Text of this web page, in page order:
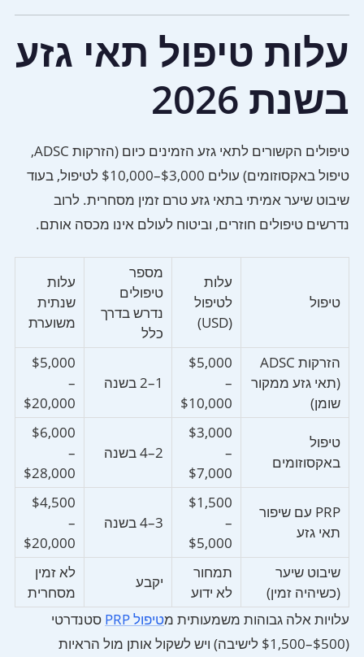
עלות טיפול תאי גזע
בשנת 2026
טיפולים הקשורים לתאי גזע הזמינים כיום (הזרקות ADSC,
טיפול באקסוזומים) עולים $3,000–$10,000 לטיפול, בעוד
שיבוט שיער אמיתי בתאי גזע טרם זמין מסחרית. לרוב
נדרשים טיפולים חוזרים, וביטוח לעולם אינו מכסה אותם.
טיפול
עלות
לטיפול
(USD)
מספר
טיפולים
נדרש בדרך
כלל
עלות
שנתית
משוערת
הזרקות ADSC
(תאי גזע ממקור
שומן)
$5,000
–
$10,000
1–2 בשנה
$5,000
–
$20,000
טיפול
באקסוזומים
$3,000
–
$7,000
2–4 בשנה
$6,000
–
$28,000
PRP עם שיפור
תאי גזע
$1,500
–
$5,000
3–4 בשנה
$4,500
–
$20,000
שיבוט שיער
(כשיהיה זמין)
תמחור
לא ידוע
יקבע
לא זמין
מסחרית
עלויות אלה גבוהות משמעותית מטיפול PRP
סטנדרטי
($500–$1,500 לישיבה) ויש לשקול אותן מול הראיות